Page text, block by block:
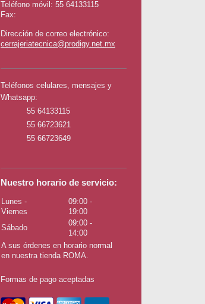
Teléfono móvil: 55 64133115
Fax:
Dirección de correo electrónico:
cerrajeriatecnica@prodigy.net.mx
Teléfonos celulares, mensajes y
Whatsapp:
55 64133115
55 66723621
55 66723649
Nuestro horario de servicio:
Lunes -
Viernes
09:00 -
19:00
Sábado
09:00 -
14:00
A sus órdenes en horario normal
en nuestra tienda ROMA.
Formas de pago aceptadas